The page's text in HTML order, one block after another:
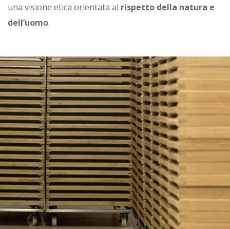
una visione etica orientata al rispetto della natura e
dell’uomo.